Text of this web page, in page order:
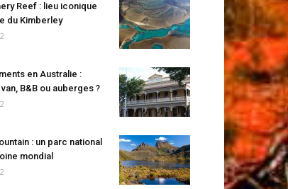
Reef : lieu iconique
du Kimberley
en Australie :
B&B ou auberges ?
: un parc national
mondial